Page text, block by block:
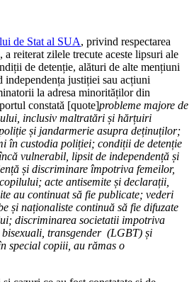
de Stat al SUA, privind respectarea
reiterat zilele trecute aceste lipsuri ale
de detenție, alături de alte mențiuni
justiției sau acțiuni
la adresa minorităților din
constată [quote]probleme majore de
inclusiv maltratări și hărțuiri
ție și jandarmerie asupra deținuților;
în custodia poliției; condiții de detenție
vulnerabil, lipsit de independență și
ță și discriminare împotriva femeilor,
acte antisemite și declarații,
au continuat să fie publicate; vederi
și naționaliste continuă să fie difuzate
discriminarea societatii impotriva
bisexuali, transgender (LGBT) și
special copiii, au rămas o